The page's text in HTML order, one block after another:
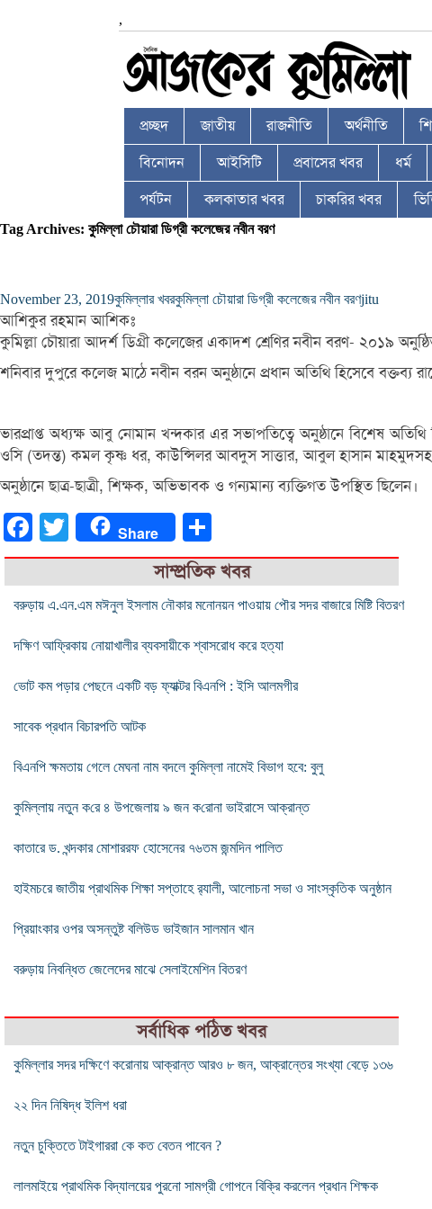
,
প্রচ্ছদ জাতীয় রাজনীতি অর্থনীতি
বিনোদন আইসিটি প্রবাসের খবর ধর্ম
পর্যটন কলকাতার খবর চাকরির খবর
Tag Archives: কুমিল্লা চৌয়ারা ডিগ্রী কলেজের নবীন বরণ
November 23, 2019কুমিল্লার খবরকুমিল্লা চৌয়ারা ডিগ্রী কলেজের নবীন বরণjitu
আশিকুর রহমান আশিকঃ
কুমিল্লা চৌয়ারা আদর্শ ডিগ্রী কলেজের একাদশ শ্রেণির নবীন বরণ- ২০১৯
শনিবার দুপুরে কলেজ মাঠে নবীন বরন অনুষ্ঠানে প্রধান অতিথি হিসেবে
ভারপ্রাপ্ত অধ্যক্ষ আবু নোমান খন্দকার এর সভাপতিত্বে অনুষ্ঠানে বিশেষ
ওসি (তদন্ত) কমল কৃষ্ণ ধর, কাউন্সিলর আবদুস সাত্তার, আবুল হাসান
অনুষ্ঠানে ছাত্র-ছাত্রী, শিক্ষক, অভিভাবক ও গন্যমান্য ব্যক্তিগত উপস্থিত ছিলেন।
FacebookTwitter Share
সাম্প্রতিক খবর
বরুড়ায় এ.এন.এম মঈনুল ইসলাম নৌকার মনোনয়ন পাওয়ায় পৌর সদর বাজারে মিষ্টি বিতরণ
দক্ষিণ আফ্রিকায় নোয়াখালীর ব্যবসায়ীকে শ্বাসরোধ করে হত্যা
ভোট কম পড়ার পেছনে একটি বড় ফ্যাক্টর বিএনপি : ইসি আলমগীর
সাবেক প্রধান বিচারপতি আটক
বিএনপি ক্ষমতায় গেলে মেঘনা নাম বদলে কুমিল্লা নামেই বিভাগ হবে: বুলু
কুমিল্লায় নতুন ক‌রে ৪ উপজেলায় ৯ জন ক‌রোনা ভাইরাসে আক্রান্ত
কাতারে ড. খন্দকার মোশাররফ হোসেনের ৭৬তম জন্মদিন পালিত
হাইমচরে জাতীয় প্রাথমিক শিক্ষা সপ্তাহে র‌্যালী, আলোচনা সভা ও সাংস্কৃতিক অনুষ্ঠান
প্রিয়াংকার ওপর অসন্তুষ্ট বলিউড ভাইজান সালমান খান
বরুড়ায় নিবন্ধিত জেলেদের মাঝে সেলাইমেশিন বিতরণ
সর্বাধিক পঠিত খবর
কুমিল্লার সদর দক্ষিণে করোনায় আক্রান্ত আরও ৮ জন, আক্রান্তের সংখ্যা বেড়ে ১৩৬
২২ দিন নিষিদ্ধ ইলিশ ধরা
নতুন চুক্তিতে টাইগাররা কে কত বেতন পাবেন ?
লালমাইয়ে প্রাথমিক বিদ্যালয়ের পুরনো সামগ্রী গোপনে বিক্রি করলেন প্রধান শিক্ষক